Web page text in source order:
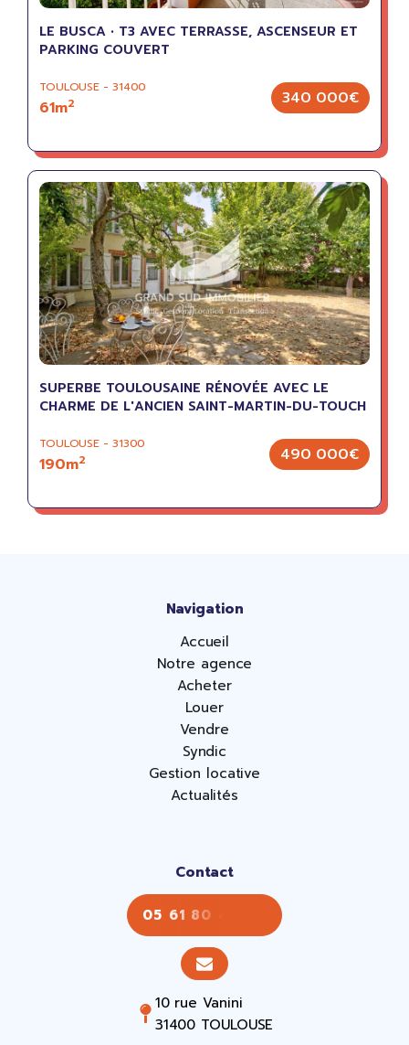
LE BUSCA • T3 AVEC TERRASSE, ASCENSEUR ET
PARKING COUVERT
TOULOUSE - 31400
61m2 340 000€
SUPERBE TOULOUSAINE RÉNOVÉE AVEC LE
CHARME DE L'ANCIEN SAINT-MARTIN-DU-TOUCH
TOULOUSE - 31300
190m2 490 000€
Navigation
Accueil
Notre agence
Acheter
Louer
Vendre
Syndic
Gestion locative
Actualités
Contact
05 61 80 43 43
10 rue Vanini
31400 TOULOUSE